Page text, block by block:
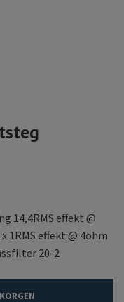
14,4RMS effekt @
1RMS effekt @ 4ohm
20-2